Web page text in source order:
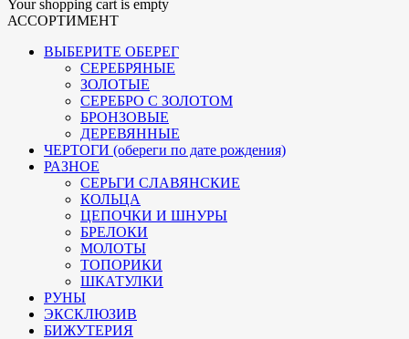
Your shopping cart is empty
АССОРТИМЕНТ
ВЫБЕРИТЕ ОБЕРЕГ
СЕРЕБРЯНЫЕ
ЗОЛОТЫЕ
СЕРЕБРО С ЗОЛОТОМ
БРОНЗОВЫЕ
ДЕРЕВЯННЫЕ
ЧЕРТОГИ (обереги по дате рождения)
РАЗНОЕ
СЕРЬГИ СЛАВЯНСКИЕ
КОЛЬЦА
ЦЕПОЧКИ И ШНУРЫ
БРЕЛОКИ
МОЛОТЫ
ТОПОРИКИ
ШКАТУЛКИ
РУНЫ
ЭКСКЛЮЗИВ
БИЖУТЕРИЯ